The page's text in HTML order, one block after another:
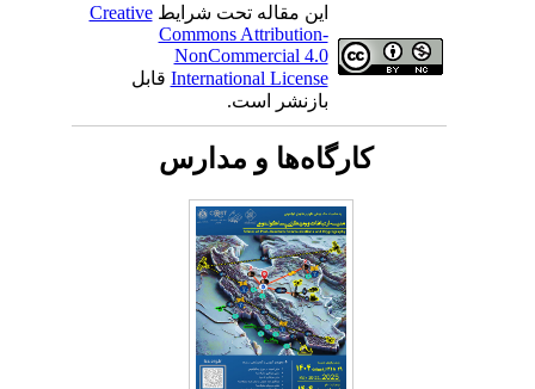
این مقاله تحت شرایطCreative
Commons Attribution-
NonCommercial 4.0
International Licenseقابل
بازنشر است.
کارگاه‌ها و مدارس